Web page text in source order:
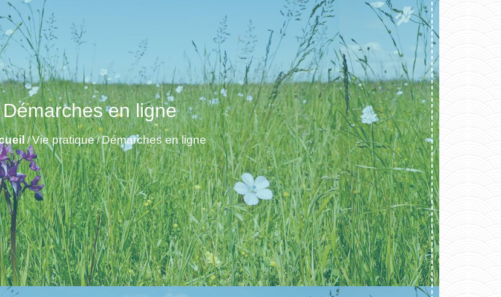
Démarches en ligne
/Vie pratique/Démarches en ligne